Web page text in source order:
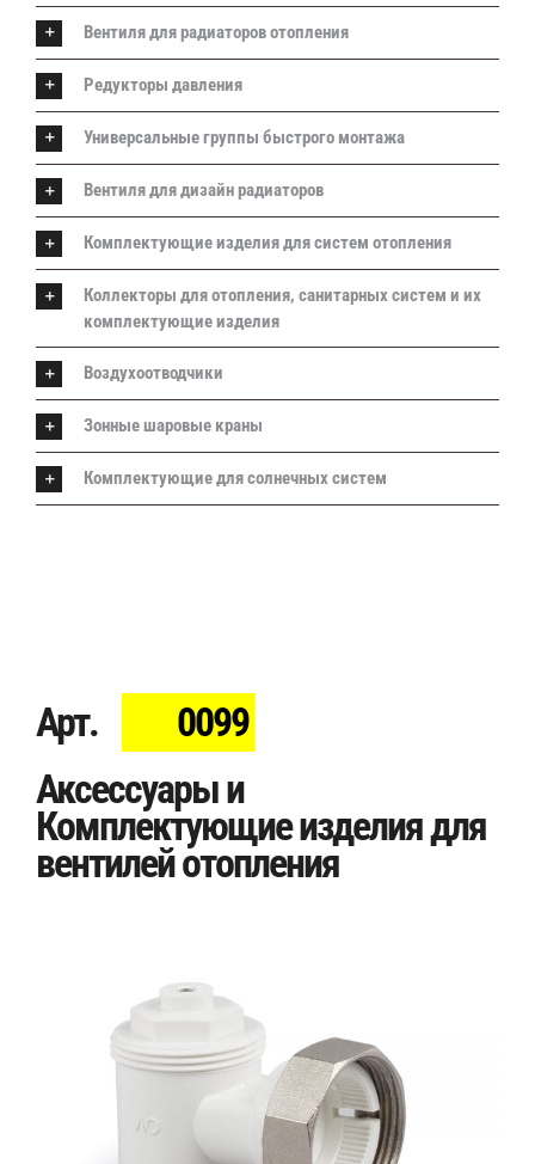
Арт.
0099
Аксессуары и
Комплектующие изделия для
вентилей отопления
Вентиля для радиаторов отопления
Редукторы давления
Универсальные группы быстрого монтажа
Вентиля для дизайн радиаторов
Комплектующие изделия для систем отопления
Коллекторы для отопления, санитарных систем и их
комплектующие изделия
Воздухоотводчики
Зонные шаровые краны
Комплектующие для солнечных систем